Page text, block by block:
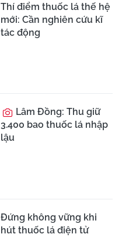
Thí điểm thuốc lá thế hệ
mới: Cần nghiên cứu kĩ
tác động
Lâm Đồng: Thu giữ
3.400 bao thuốc lá nhập
lậu
Đứng không vững khi
hút thuốc lá điện tử